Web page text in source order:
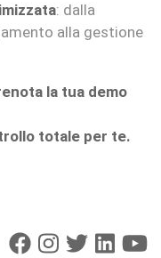
: dalla
alla gestione
la tua demo
totale per te.